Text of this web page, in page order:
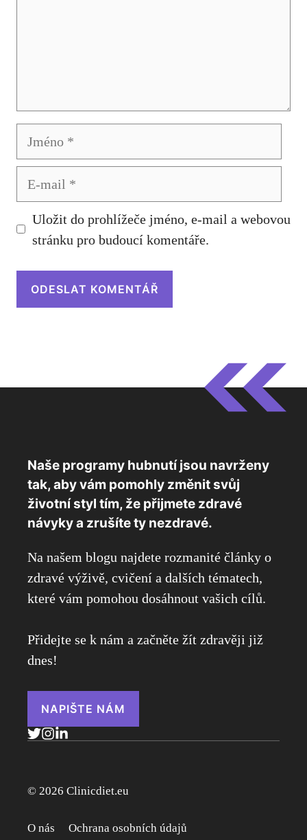
Jméno
Uložit do prohlížeče jméno, e-mail a webovou
stránku pro budoucí komentáře.
Naše programy hubnutí jsou navrženy
tak, aby vám pomohly změnit svůj
životní styl tím, že přijmete zdravé
návyky a zrušíte ty nezdravé.
Na našem blogu najdete rozmanité články o
zdravé výživě, cvičení a dalších tématech,
které vám pomohou dosáhnout vašich cílů.
Přidejte se k nám a začněte žít zdravěji již
dnes!
NAPIŠTE NÁM
© 2026 Clinicdiet.eu
O nás Ochrana osobních údajů